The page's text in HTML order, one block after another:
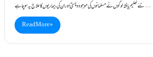
نئے تعلیم یافتہ لوگوں نے مسلمانوں کی موجودہ پستی اور ان کی بیماریوں کا علاج یہ سوچا ہے…
Read More »